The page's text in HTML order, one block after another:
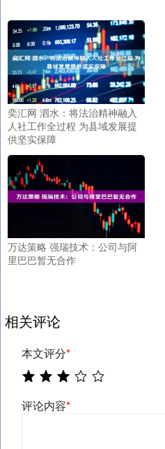
奕汇网 泗水：将法治精神融入
人社工作全过程 为县域发展提
供坚实保障
万达策略 强瑞技术：公司与阿
里巴巴暂无合作
相关评论
本文评分*
评论内容*